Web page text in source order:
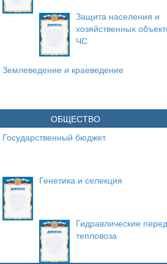
Защита населения и
хозяйственных
ЧС
Землеведение и краеведение
ОБЩЕСТВО
Государственный бюджет
Генетика и селекция
Гидравлические
тепловоза